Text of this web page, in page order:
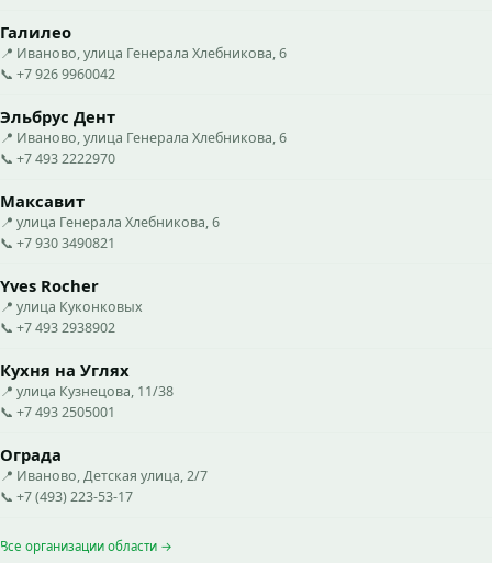
Галилео
📍 Иваново, улица Генерала Хлебникова, 6
📞 +7 926 9960042
Эльбрус Дент
📍 Иваново, улица Генерала Хлебникова, 6
📞 +7 493 2222970
Максавит
📍 улица Генерала Хлебникова, 6
📞 +7 930 3490821
Yves Rocher
📍 улица Куконковых
📞 +7 493 2938902
Кухня на Углях
📍 улица Кузнецова, 11/38
📞 +7 493 2505001
Ограда
📍 Иваново, Детская улица, 2/7
📞 +7 (493) 223-53-17
Все организации области →